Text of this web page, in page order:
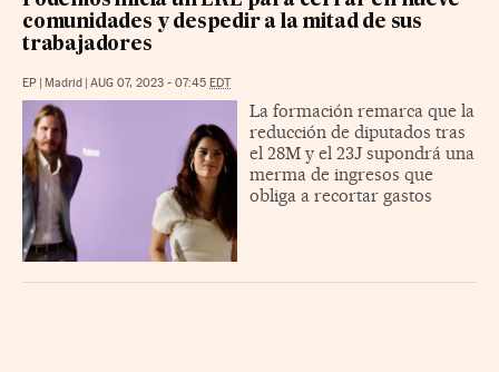
comunidades y despedir a la mitad de sus
trabajadores
EP Madrid AUG 07, 2023 - 07:45 EDT
La formación remarca que la
reducción de diputados tras
el 28M y el 23J supondrá una
merma de ingresos que
obliga a recortar gastos